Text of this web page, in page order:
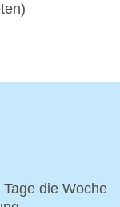
die Woche